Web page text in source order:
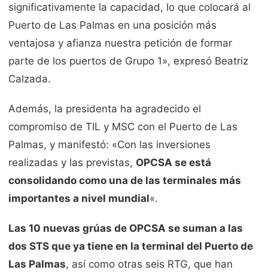
significativamente la capacidad, lo que colocará al
Puerto de Las Palmas en una posición más
ventajosa y afianza nuestra petición de formar
parte de los puertos de Grupo 1», expresó Beatriz
Calzada.
Además, la presidenta ha agradecido el
compromiso de TIL y MSC con el Puerto de Las
Palmas, y manifestó: «Con las inversiones
realizadas y las previstas, OPCSA se está
consolidando como una de las terminales más
importantes a nivel mundial«.
Las 10 nuevas grúas de OPCSA se suman a las
dos STS que ya tiene en la terminal del Puerto de
Las Palmas, así como otras seis RTG, que han